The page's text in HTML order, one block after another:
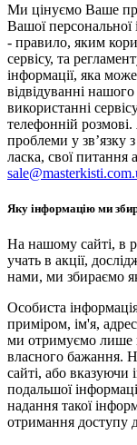
Ми цінуємо Ваше
Вашої персональної
- правило, яким
сервісу, та
інформації, яка
відвідуванні
використанні
телефонній
проблеми у зв’язку
ласка, свої питання
Яку інформацію ми
На нашому сайті, в
учать в акції,
нами, ми збираємо
Особиста
приміром, ім'я,
ми отримуємо лише
власного бажання.
сайті, або вказуючи
подальшої
надання такої
отримання доступу